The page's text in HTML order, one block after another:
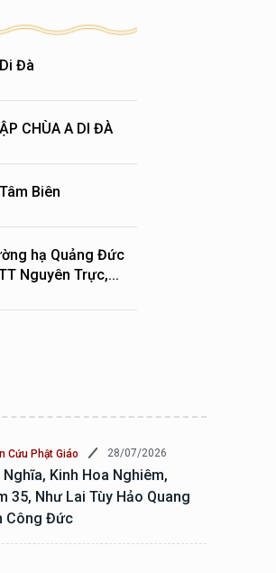
Đà
CHÙA A DI ĐÀ
Biên
hạ Quảng Đức
Nguyên Trực,...
Cứu Phật Giáo 28/07/2026
Nghĩa, Kinh Hoa Nghiêm,
35, Như Lai Tùy Hảo Quang
Công Đức